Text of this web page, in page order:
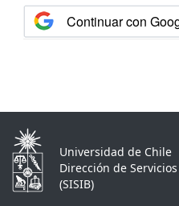
Continuar con
Universidad de Chile
Dirección de
(SISIB)